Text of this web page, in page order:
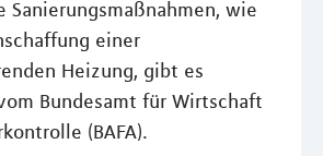
Sanierungsmaßnahmen, wie
einer
Heizung, gibt es
Bundesamt für Wirtschaft
(BAFA).